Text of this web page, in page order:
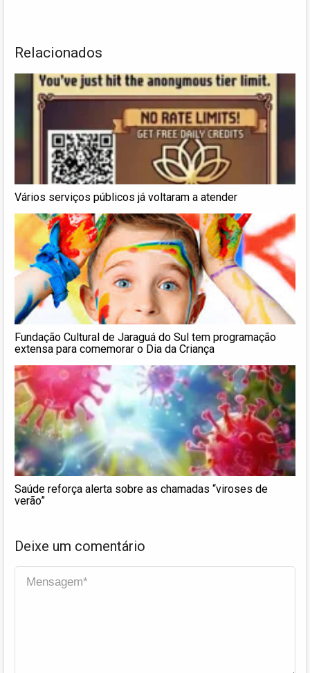
Relacionados
Vários serviços públicos já voltaram a atender
Fundação Cultural de Jaraguá do Sul tem programação
extensa para comemorar o Dia da Criança
Saúde reforça alerta sobre as chamadas “viroses de
verão”
Deixe um comentário